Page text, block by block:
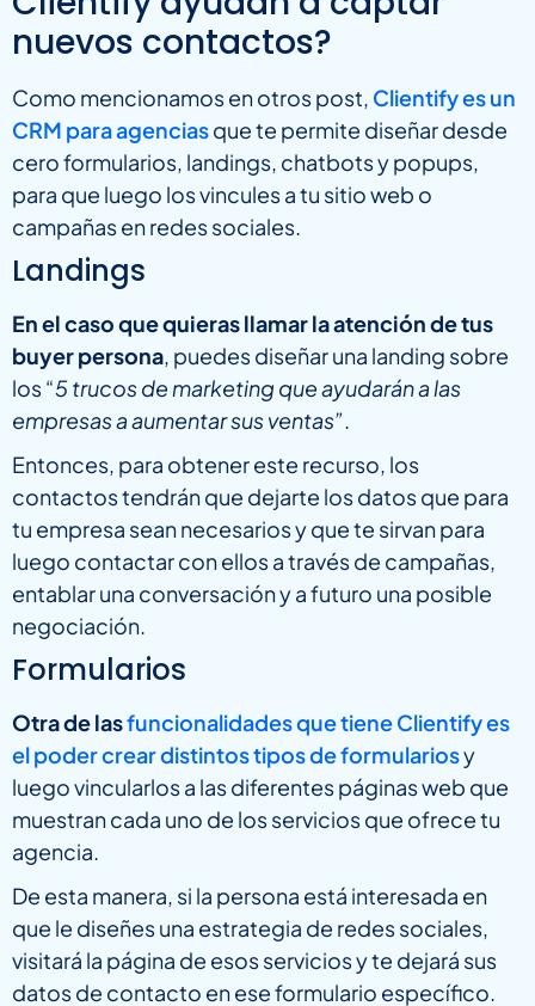
nuevos contactos?
Como mencionamos en otros post, Clientify es un
CRM para agenciasque te permite diseñar desde
cero formularios, landings, chatbots y popups,
para que luego los vincules a tu sitio web o
campañas en redes sociales.
Landings
En el caso que quieras llamar la atención de tus
buyer persona, puedes diseñar una landing sobre
los “5 trucos de marketing que ayudarán a las
empresas a aumentar sus ventas”.
Entonces, para obtener este recurso, los
contactos tendrán que dejarte los datos que para
tu empresa sean necesarios y que te sirvan para
luego contactar con ellos a través de campañas,
entablar una conversación y a futuro una posible
negociación.
Formularios
Otra de lasfuncionalidades que tiene Clientify es
el poder crear distintos tipos de formulariosy
luego vincularlos a las diferentes páginas web que
muestran cada uno de los servicios que ofrece tu
agencia.
De esta manera, si la persona está interesada en
que le diseñes una estrategia de redes sociales,
visitará la página de esos servicios y te dejará sus
datos de contacto en ese formulario específico.